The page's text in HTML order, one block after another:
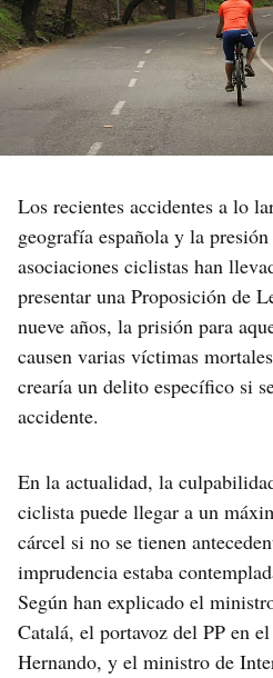
Los recientes accidentes a lo
geografía española y la
asociaciones ciclistas han
presentar una Proposición de
nueve años, la prisión para
causen varias víctimas
crearía un delito específico si
accidente.
En la actualidad, la
ciclista puede llegar a un
cárcel si no se tienen
imprudencia estaba
Según han explicado el
Catalá, el portavoz del PP en
Hernando, y el ministro de